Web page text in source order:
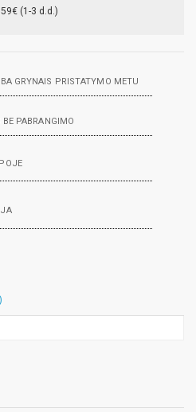
(1-3 d.d.)
GRYNAIS PRISTATYMO METU
PABRANGIMO